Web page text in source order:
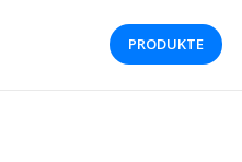
PRODUKTE